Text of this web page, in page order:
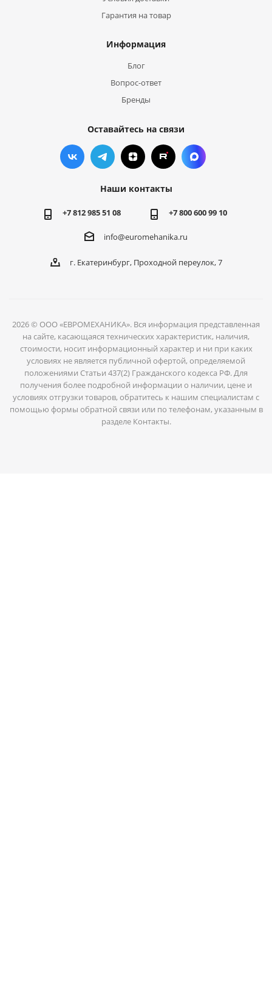
Гарантия на товар
Информация
Блог
Вопрос-ответ
Бренды
Оставайтесь на связи
Наши контакты
+7 812 985 51 08 +7 800 600 99 10
info@euromehanika.ru
г. Екатеринбург, Проходной переулок, 7
2026 © ООО «ЕВРОМЕХАНИКА». Вся информация представленная
на сайте, касающаяся технических характеристик, наличия,
стоимости, носит информационный характер и ни при каких
условиях не является публичной офертой, определяемой
положениями Статьи 437(2) Гражданского кодекса РФ. Для
получения более подробной информации о наличии, цене и
условиях отгрузки товаров, обратитесь к нашим специалистам с
помощью формы обратной связи или по телефонам, указанным в
разделе Контакты.